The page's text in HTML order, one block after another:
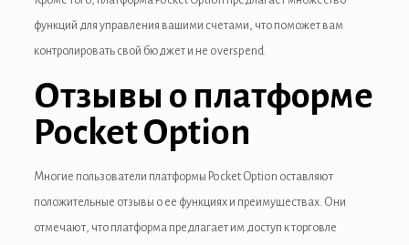
функций для управления вашими счетами, что поможет вам
контролировать свой бюджет и не overspend.
Отзывы о платформе
Pocket Option
Многие пользователи платформы Pocket Option оставляют
положительные отзывы о ее функциях и преимуществах. Они
отмечают, что платформа предлагает им доступ к торговле